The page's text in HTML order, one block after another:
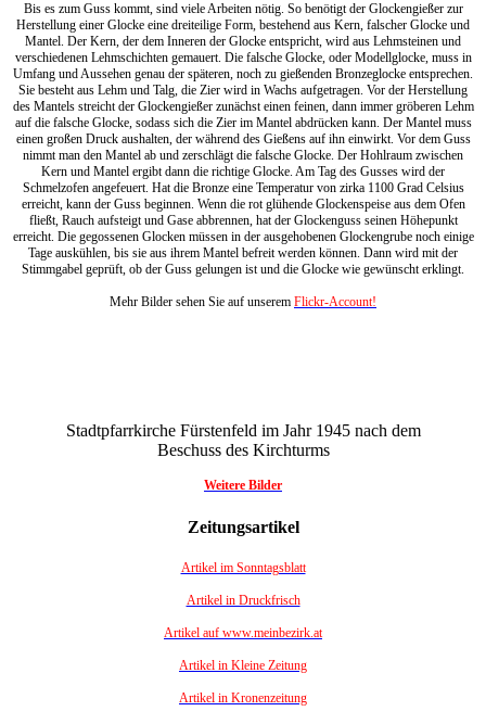
Bis es zum Guss kommt, sind viele Arbeiten nötig. So benötigt der Glockengießer zur
Herstellung einer Glocke eine dreiteilige Form, bestehend aus Kern, falscher Glocke und
Mantel. Der Kern, der dem Inneren der Glocke entspricht, wird aus Lehmsteinen und
verschiedenen Lehmschichten gemauert. Die falsche Glocke, oder Modellglocke, muss in
Umfang und Aussehen genau der späteren, noch zu gießenden Bronzeglocke entsprechen.
Sie besteht aus Lehm und Talg, die Zier wird in Wachs aufgetragen. Vor der Herstellung
des Mantels streicht der Glockengießer zunächst einen feinen, dann immer gröberen Lehm
auf die falsche Glocke, sodass sich die Zier im Mantel abdrücken kann. Der Mantel muss
einen großen Druck aushalten, der während des Gießens auf ihn einwirkt. Vor dem Guss
nimmt man den Mantel ab und zerschlägt die falsche Glocke. Der Hohlraum zwischen
Kern und Mantel ergibt dann die richtige Glocke. Am Tag des Gusses wird der
Schmelzofen angefeuert. Hat die Bronze eine Temperatur von zirka 1100 Grad Celsius
erreicht, kann der Guss beginnen. Wenn die rot glühende Glockenspeise aus dem Ofen
fließt, Rauch aufsteigt und Gase abbrennen, hat der Glockenguss seinen Höhepunkt
erreicht. Die gegossenen Glocken müssen in der ausgehobenen Glockengrube noch einige
Tage auskühlen, bis sie aus ihrem Mantel befreit werden können. Dann wird mit der
Stimmgabel geprüft, ob der Guss gelungen ist und die Glocke wie gewünscht erklingt.
Mehr Bilder sehen Sie auf unserem Flickr-Account!
Stadtpfarrkirche Fürstenfeld im Jahr 1945 nach dem
Beschuss des Kirchturms
Weitere Bilder
Zeitungsartikel
Artikel im Sonntagsblatt
Artikel in Druckfrisch
Artikel auf www.meinbezirk.at
Artikel in Kleine Zeitung
Artikel in Kronenzeitung